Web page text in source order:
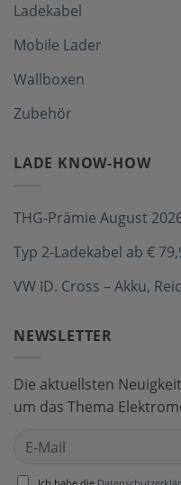
Ladekabel
Mobile Lader
Wallboxen
Zubehör
LADE KNOW-HOW
THG-Prämie August
Typ 2-Ladekabel ab €
VW ID. Cross – Akku,
NEWSLETTER
Die aktuellsten
um das Thema